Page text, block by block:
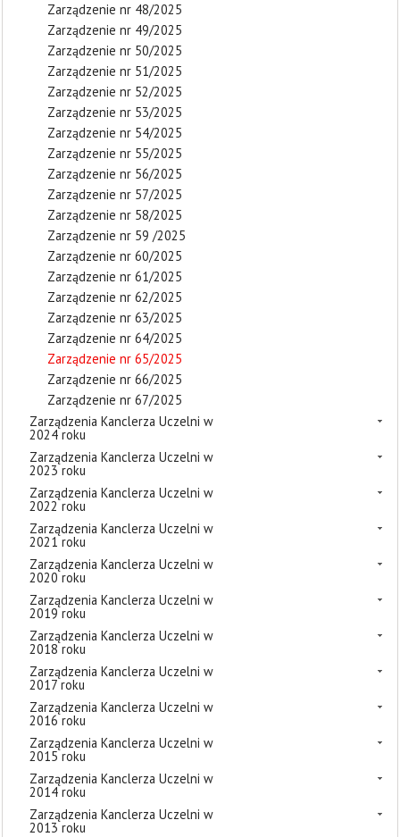
Zarządzenie nr 48/2025
Zarządzenie nr 49/2025
Zarządzenie nr 50/2025
Zarządzenie nr 51/2025
Zarządzenie nr 52/2025
Zarządzenie nr 53/2025
Zarządzenie nr 54/2025
Zarządzenie nr 55/2025
Zarządzenie nr 56/2025
Zarządzenie nr 57/2025
Zarządzenie nr 58/2025
Zarządzenie nr 59 /2025
Zarządzenie nr 60/2025
Zarządzenie nr 61/2025
Zarządzenie nr 62/2025
Zarządzenie nr 63/2025
Zarządzenie nr 64/2025
Zarządzenie nr 65/2025
Zarządzenie nr 66/2025
Zarządzenie nr 67/2025
Zarządzenia Kanclerza Uczelni w
2024 roku
Zarządzenia Kanclerza Uczelni w
2023 roku
Zarządzenia Kanclerza Uczelni w
2022 roku
Zarządzenia Kanclerza Uczelni w
2021 roku
Zarządzenia Kanclerza Uczelni w
2020 roku
Zarządzenia Kanclerza Uczelni w
2019 roku
Zarządzenia Kanclerza Uczelni w
2018 roku
Zarządzenia Kanclerza Uczelni w
2017 roku
Zarządzenia Kanclerza Uczelni w
2016 roku
Zarządzenia Kanclerza Uczelni w
2015 roku
Zarządzenia Kanclerza Uczelni w
2014 roku
Zarządzenia Kanclerza Uczelni w
2013 roku